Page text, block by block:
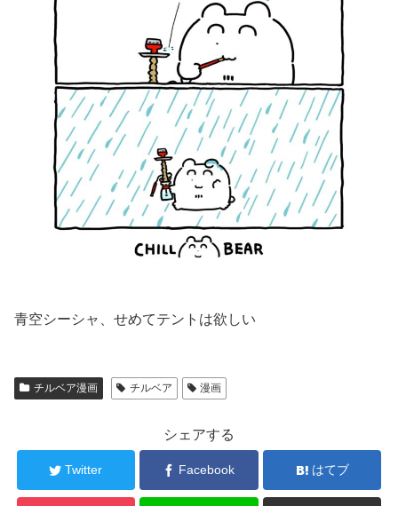
青空シーシャ、せめてテントは欲しい
チルベア漫画 チルベア 漫画
シェアする
Twitter Facebook はてブ